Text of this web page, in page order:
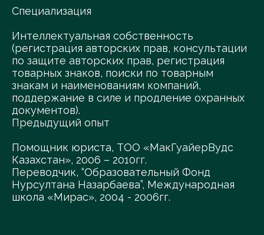
Специализация
Интеллектуальная собственность
(регистрация авторских прав, консультации
по защите авторских прав, регистрация
товарных знаков, поиски по товарным
знакам и наименованиям компаний,
поддержание в силе и продление охранных
документов).
Предыдущий опыт
Помощник юриста, ТОО «МакГуайерВудс
Казахстан», 2006 – 2010гг.
Переводчик, “Образовательный Фонд
Нурсултана Назарбаева”, Международная
школа «Мирас», 2004 - 2006гг.